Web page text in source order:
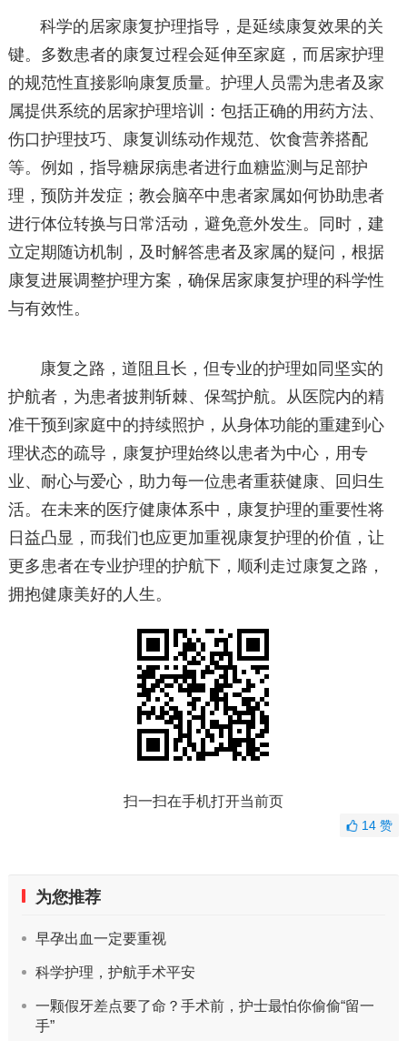
科学的居家康复护理指导，是延续康复效果的关
键。多数患者的康复过程会延伸至家庭，而居家护理
的规范性直接影响康复质量。护理人员需为患者及家
属提供系统的居家护理培训：包括正确的用药方法、
伤口护理技巧、康复训练动作规范、饮食营养搭配
等。例如，指导糖尿病患者进行血糖监测与足部护
理，预防并发症；教会脑卒中患者家属如何协助患者
进行体位转换与日常活动，避免意外发生。同时，建
立定期随访机制，及时解答患者及家属的疑问，根据
康复进展调整护理方案，确保居家康复护理的科学性
与有效性。
康复之路，道阻且长，但专业的护理如同坚实的
护航者，为患者披荆斩棘、保驾护航。从医院内的精
准干预到家庭中的持续照护，从身体功能的重建到心
理状态的疏导，康复护理始终以患者为中心，用专
业、耐心与爱心，助力每一位患者重获健康、回归生
活。在未来的医疗健康体系中，康复护理的重要性将
日益凸显，而我们也应更加重视康复护理的价值，让
更多患者在专业护理的护航下，顺利走过康复之路，
拥抱健康美好的人生。
扫一扫在手机打开当前页
14赞
为您推荐
早孕出血一定要重视
科学护理，护航手术平安
一颗假牙差点要了命？手术前，护士最怕你偷偷“留一
手”